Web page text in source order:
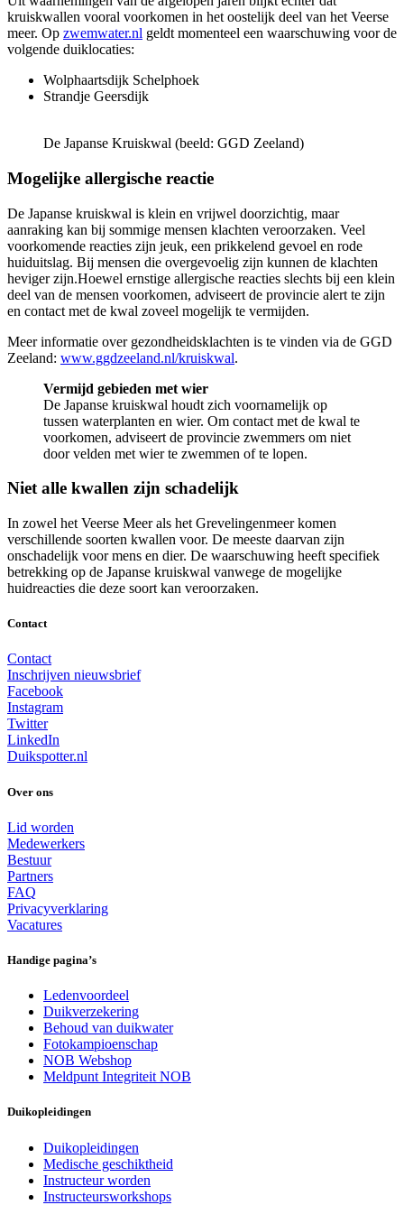
kruiskwallen vooral voorkomen in het oostelijk deel van het Veerse
meer. Op zwemwater.nl geldt momenteel een waarschuwing voor de
volgende duiklocaties:
Wolphaartsdijk Schelphoek
Strandje Geersdijk
De Japanse Kruiskwal (beeld: GGD Zeeland)
Mogelijke allergische reactie
De Japanse kruiskwal is klein en vrijwel doorzichtig, maar
aanraking kan bij sommige mensen klachten veroorzaken. Veel
voorkomende reacties zijn jeuk, een prikkelend gevoel en rode
huiduitslag. Bij mensen die overgevoelig zijn kunnen de klachten
heviger zijn.Hoewel ernstige allergische reacties slechts bij een klein
deel van de mensen voorkomen, adviseert de provincie alert te zijn
en contact met de kwal zoveel mogelijk te vermijden.
Meer informatie over gezondheidsklachten is te vinden via de GGD
Zeeland: www.ggdzeeland.nl/kruiskwal.
Vermijd gebieden met wier
De Japanse kruiskwal houdt zich voornamelijk op
tussen waterplanten en wier. Om contact met de kwal te
voorkomen, adviseert de provincie zwemmers om niet
door velden met wier te zwemmen of te lopen.
Niet alle kwallen zijn schadelijk
In zowel het Veerse Meer als het Grevelingenmeer komen
verschillende soorten kwallen voor. De meeste daarvan zijn
onschadelijk voor mens en dier. De waarschuwing heeft specifiek
betrekking op de Japanse kruiskwal vanwege de mogelijke
huidreacties die deze soort kan veroorzaken.
Contact
Contact
Inschrijven nieuwsbrief
Facebook
Instagram
Twitter
LinkedIn
Duikspotter.nl
Over ons
Lid worden
Medewerkers
Bestuur
Partners
FAQ
Privacyverklaring
Vacatures
Handige pagina’s
Ledenvoordeel
Duikverzekering
Behoud van duikwater
Fotokampioenschap
NOB Webshop
Meldpunt Integriteit NOB
Duikopleidingen
Duikopleidingen
Medische geschiktheid
Instructeur worden
Instructeursworkshops